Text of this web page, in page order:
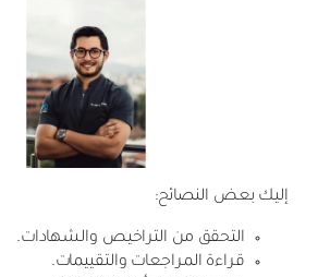
إليك بعض النصائح:
التحقق من التراخيص والشهادات.
قراءة المراجعات والتقييمات.